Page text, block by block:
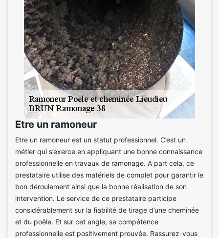
Etre un ramoneur
Etre un ramoneur est un statut professionnel. C’est un
métier qui s’exerce en appliquant une bonne connaissance
professionnelle en travaux de ramonage. A part cela, ce
prestataire utilise des matériels de complet pour garantir le
bon déroulement ainsi que la bonne réalisation de son
intervention. Le service de ce prestataire participe
considérablement sur la fiabilité de tirage d’une cheminée
et du poêle. Et sur cet angle, sa compétence
professionnelle est positivement prouvée. Rassurez-vous